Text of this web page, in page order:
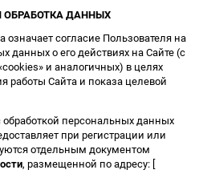
ДАННЫХ
означает согласие Пользователя на
данных о его действиях на Сайте (с
и аналогичных) в целях
работы Сайта и показа целевой
персональных данных
при регистрации или
отдельным документом
, размещенной по адресу: [